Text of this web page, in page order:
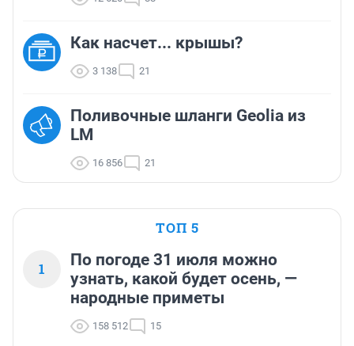
Как насчет... крышы?
3 138 21
Поливочные шланги Geolia из
LM
16 856 21
ТОП 5
1
По погоде 31 июля можно
узнать, какой будет осень, —
народные приметы
158 512 15